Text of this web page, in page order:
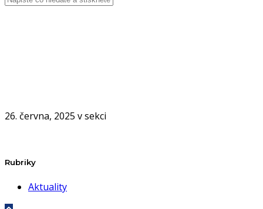
26. června, 2025 v sekci
Rubriky
Aktuality